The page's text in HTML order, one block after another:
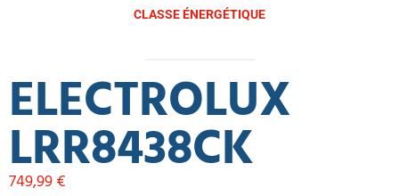
CLASSE ÉNERGÉTIQUE
ELECTROLUX
LRR8438CK
749,99€